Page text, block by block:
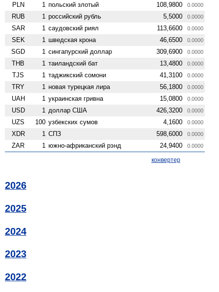
PLN 1 польский злотый 108,9800 0.0000
RUB 1 российский рубль 5,5000 0.0000
SAR 1 саудовский риял 113,6600 0.0000
SEK 1 шведская крона 46,6500 0.0000
SGD 1 сингапурский доллар 309,6900 0.0000
THB 1 таиландский бат 13,4800 0.0000
TJS 1 таджикский сомони 41,3100 0.0000
TRY 1 новая турецкая лира 56,1800 0.0000
UAH 1 украинская гривна 15,0800 0.0000
USD 1 доллар США 426,3200 0.0000
UZS 100 узбекских сумов 4,1600 0.0000
XDR 1 СПЗ 598,6000 0.0000
ZAR 1 южно-африканский рэнд 24,9400 0.0000
конвертер
2026
2025
2024
2023
2022